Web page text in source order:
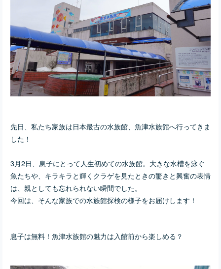
先日、私たち家族は日本最古の水族館、魚津水族館へ行ってきま
した！
3月2日、息子にとって人生初めての水族館。大きな水槽を泳ぐ
魚たちや、キラキラと輝くクラゲを見たときの驚きと興奮の表情
は、親としても忘れられない瞬間でした。
今回は、そんな家族での水族館探検の様子をお届けします！
息子は無料！魚津水族館の魅力は入館前から楽しめる？